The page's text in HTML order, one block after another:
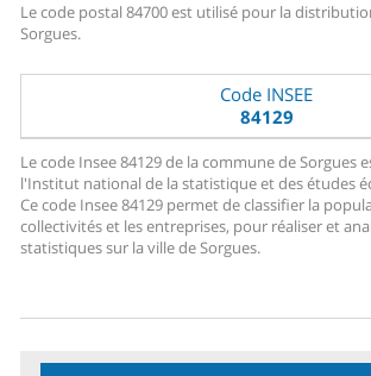
Le code postal 84700 est utilisé pour la
Sorgues.
Code INSEE
84129
Le code Insee 84129 de la commune de Sorgues
l'Institut national de la statistique et des études
Ce code Insee 84129 permet de classifier la
collectivités et les entreprises, pour réaliser et
statistiques sur la ville de Sorgues.